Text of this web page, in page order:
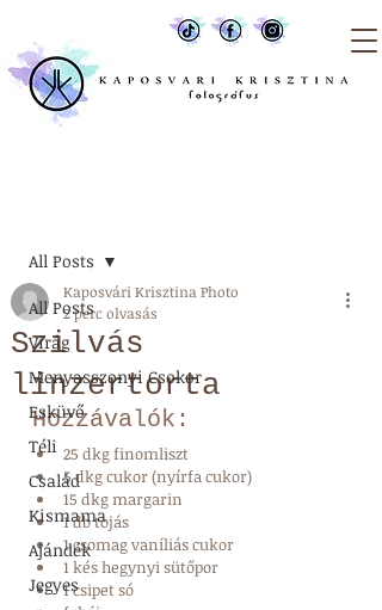
All Posts
Virág
Menyasszonyi Csokor
Esküvő
Téli
Család
Kismama
Ajándék
Jegyes
All Posts
Szilvás
linzertorta
Kaposvári Krisztina Photo
2 perc olvasás
Hozzávalók:
25 dkg finomliszt
5 dkg cukor (nyírfa cukor)
15 dkg margarin
1 db tojás
1 csomag vaníliás cukor
1 kés hegynyi sütőpor
1 csipet só